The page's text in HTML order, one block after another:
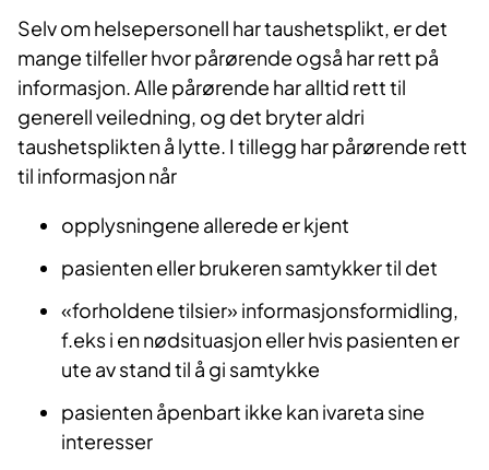
Selv om helsepersonell har taushetsplikt, er det
mange tilfeller hvor pårørende også har rett på
informasjon. Alle pårørende har alltid rett til
generell veiledning, og det bryter aldri
taushetsplikten å lytte. I tillegg har pårørende rett
til informasjon når
opplysningene allerede er kjent
pasienten eller brukeren samtykker til det
«forholdene tilsier» informasjonsformidling,
f.eks i en nødsituasjon eller hvis pasienten er
ute av stand til å gi samtykke
pasienten åpenbart ikke kan ivareta sine
interesser